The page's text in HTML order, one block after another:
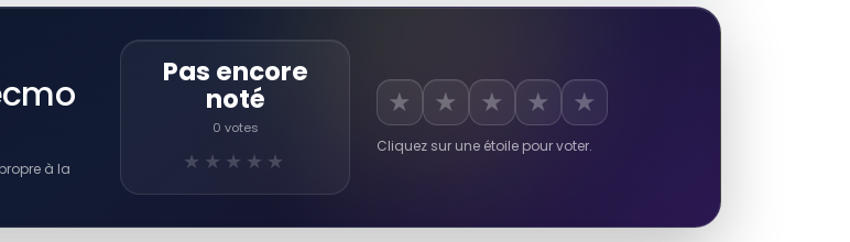
à la
Pas encore
noté
0 votes
★★★★★
★ ★ ★ ★ ★
Cliquez sur une étoile pour voter.